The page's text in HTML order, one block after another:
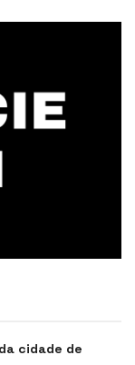
cidade de